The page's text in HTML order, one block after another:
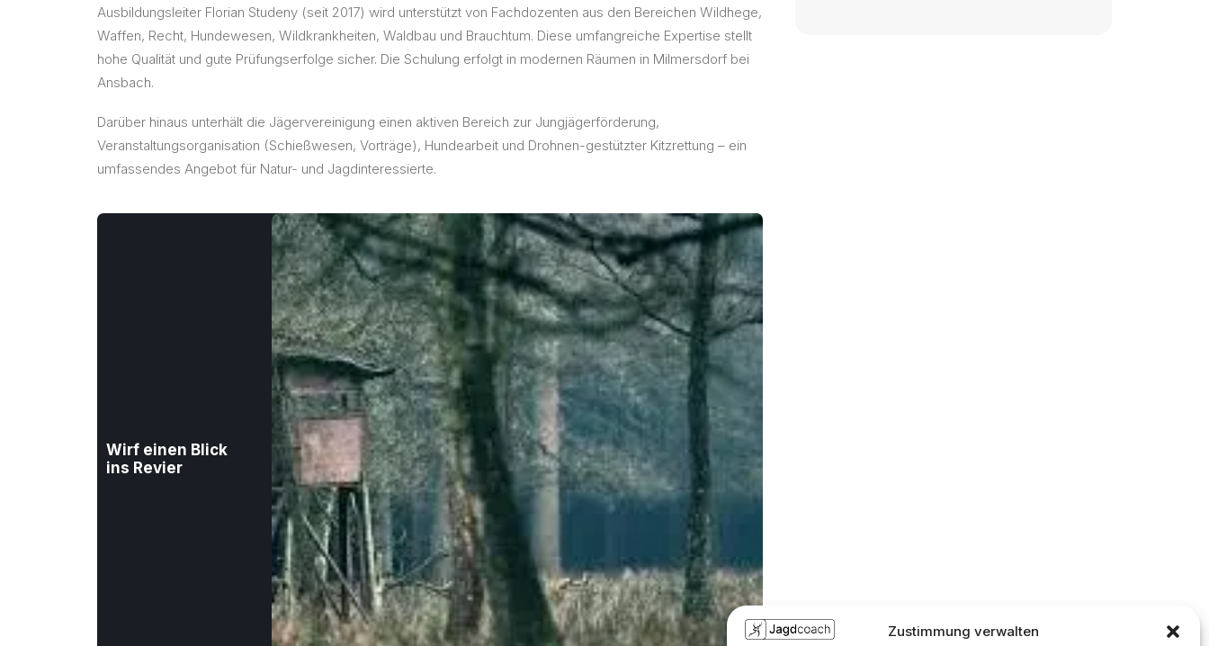
Zustimmung verwalten
Ausbildungsleiter Florian Studeny (seit 2017) wird unterstützt von Fachdozenten aus den Bereichen Wildhege,
Waffen, Recht, Hundewesen, Wildkrankheiten, Waldbau und Brauchtum. Diese umfangreiche Expertise stellt
hohe Qualität und gute Prüfungserfolge sicher. Die Schulung erfolgt in modernen Räumen in Milmersdorf bei
Ansbach.
Darüber hinaus unterhält die Jägervereinigung einen aktiven Bereich zur Jungjägerförderung,
Veranstaltungsorganisation (Schießwesen, Vorträge), Hundearbeit und Drohnen-gestützter Kitzrettung – ein
umfassendes Angebot für Natur- und Jagdinteressierte.
Wirf einen Blick
ins Revier